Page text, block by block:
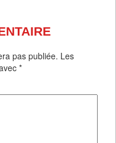
pas publiée. Les
*